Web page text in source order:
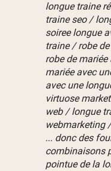
longue traine
traine seo /
soiree longue
traine / robe
robe de
mariée avec
avec une
virtuose
web / longue
webmarketing
... donc des
combinaisons
pointue de la